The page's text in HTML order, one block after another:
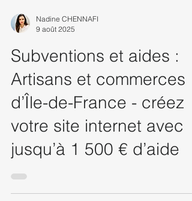
9 août 2025
Subventions et aides :
Artisans et commerces
d’Île-de-France - créez
votre site internet avec
jusqu’à 1 500 € d’aide